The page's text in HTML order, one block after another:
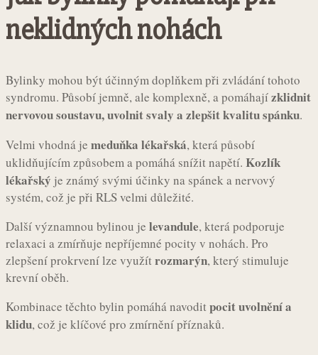
neklidných nohách
Bylinky mohou být účinným doplňkem při zvládání tohoto
syndromu. Působí jemně, ale komplexně, a pomáhajízklidnit
nervovou soustavu, uvolnit svaly a zlepšit kvalitu spánku.
Velmi vhodná je meduňka lékařská, která působí
uklidňujícím způsobem a pomáhá snížit napětí. Kozlík
lékařský je známý svými účinky na spánek a nervový
systém, což je při RLS velmi důležité.
Další významnou bylinou je levandule, která podporuje
relaxaci a zmírňuje nepříjemné pocity v nohách. Pro
zlepšení prokrvení lze využítrozmarýn, který stimuluje
krevní oběh.
Kombinace těchto bylin pomáhá navoditpocit uvolnění a
klidu, což je klíčové pro zmírnění příznaků.